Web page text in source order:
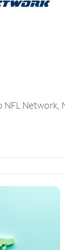
Network,